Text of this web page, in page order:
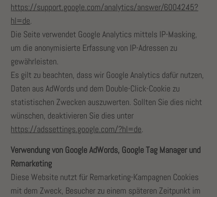
https://support.google.com/analytics/answer/6004245?
hl=de.
Die Seite verwendet Google Analytics mittels IP-Masking,
um die anonymisierte Erfassung von IP-Adressen zu
gewährleisten.
Es gilt zu beachten, dass wir Google Analytics dafür nutzen,
Daten aus AdWords und dem Double-Click-Cookie zu
statistischen Zwecken auszuwerten. Sollten Sie dies nicht
wünschen, deaktivieren Sie dies unter
https://adssettings.google.com/?hl=de.
Verwendung von Google AdWords, Google Tag Manager und
Remarketing
Diese Website nutzt für Remarketing-Kampagnen Cookies
mit dem Zweck, Besucher zu einem späteren Zeitpunkt im